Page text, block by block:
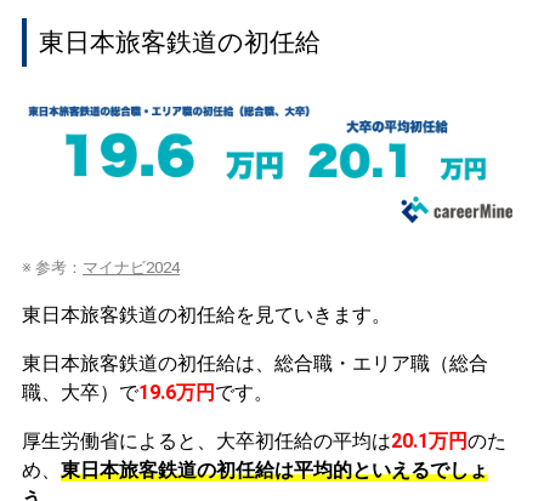
東日本旅客鉄道の初任給
※ 参考： マイナビ2024
東日本旅客鉄道の初任給を見ていきます。
東日本旅客鉄道の初任給は、総合職・エリア職（総合
職、大卒）で19.6万円 です。
厚生労働省によると、大卒初任給の平均は20.1万円のた
め、 東日本旅客鉄道の初任給は平均的といえるでしょ